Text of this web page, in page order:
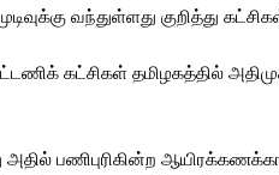
வந்துள்ளது குறித்து
கட்சிகள் தமிழகத்தில்
அதில் பணிபுரிகின்ற